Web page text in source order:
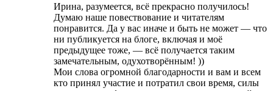
Ирина, разумеется, всё прекрасно получилось!
Думаю наше повествование и читателям
понравится. Да у вас иначе и быть не может — что
ни публикуется на блоге, включая и моё
предыдущее тоже, — всё получается таким
замечательным, одухотворённым! ))
Мои слова огромной благодарности и вам и всем
кто принял участие и потратил свои время, силы